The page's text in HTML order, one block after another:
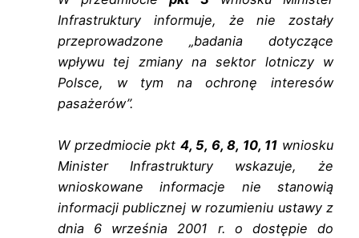
Infrastruktury informuje, że nie zostały
przeprowadzone „badania dotyczące
wpływu tej zmiany na sektor lotniczy w
Polsce, w tym na ochronę interesów
pasażerów”.
W przedmiocie pkt 4, 5, 6, 8, 10, 11 wniosku
Minister Infrastruktury wskazuje, że
wnioskowane informacje nie stanowią
informacji publicznej w rozumieniu ustawy z
dnia 6 września 2001 r. o dostępie do